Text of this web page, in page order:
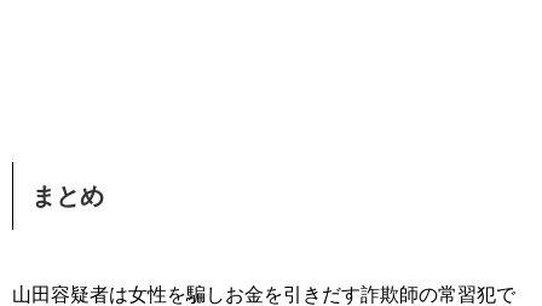
まとめ
山田容疑者は女性を騙しお金を引きだす詐欺師の常習犯で